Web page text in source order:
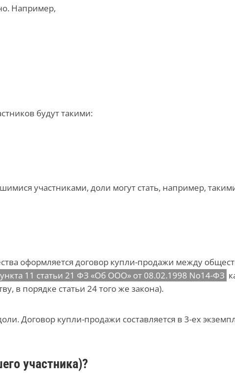
Например,
будут такими:
участниками, доли могут стать, например,
оформляется договор купли-продажи между
11 статьи 21 ФЗ «Об ООО» от 08.02.1998 No14-ФЗ
в порядке статьи 24 того же закона).
Договор купли-продажи составляется в 3-ех
участника)?